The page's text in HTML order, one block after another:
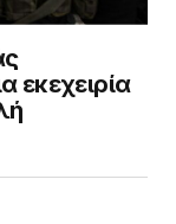
εκεχειρία